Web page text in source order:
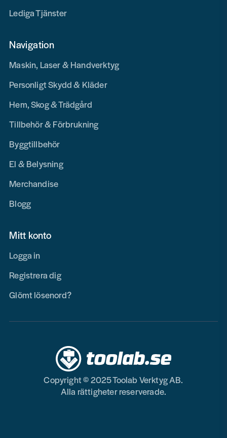
Lediga Tjänster
Navigation
Maskin, Laser & Handverktyg
Personligt Skydd & Kläder
Hem, Skog & Trädgård
Tillbehör & Förbrukning
Byggtillbehör
El & Belysning
Merchandise
Blogg
Mitt konto
Logga in
Registrera dig
Glömt lösenord?
Copyright © 2025 Toolab Verktyg AB.
Alla rättigheter reserverade.